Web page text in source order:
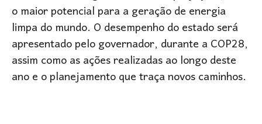
o maior potencial para a geração de energia
limpa do mundo. O desempenho do estado será
apresentado pelo governador, durante a COP28,
assim como as ações realizadas ao longo deste
ano e o planejamento que traça novos caminhos.